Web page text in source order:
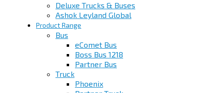
Deluxe Trucks & Buses
Ashok Leyland Global
Product Range
Bus
eComet Bus
Boss Bus 1218
Partner Bus
Truck
Phoenix